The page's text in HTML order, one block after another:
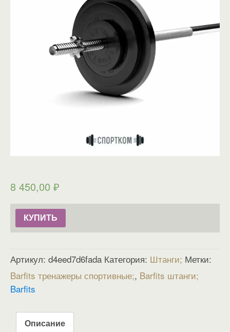
8 450,00 ₽
КУПИТЬ
Артикул: d4eed7d6fada Категория: Штанги Метки:
Barfits тренажеры спортивные , Barfits штанги
Barfits
Описание